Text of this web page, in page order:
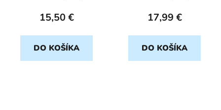
15,50 €
DO KOŠÍKA
čierny
17,99 €
DO KOŠÍKA